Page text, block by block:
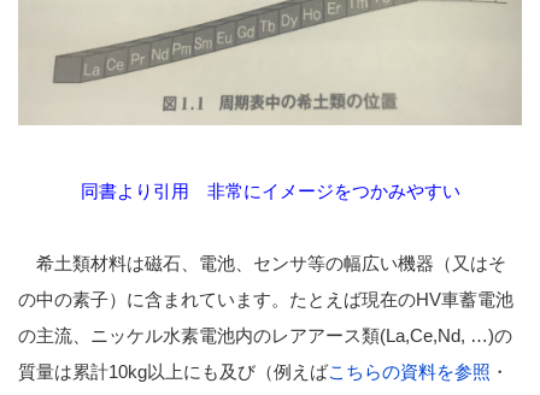
同書より引用 非常にイメージをつかみやすい
希土類材料は磁石、電池、センサ等の幅広い機器（又はそ
の中の素子）に含まれています。たとえば現在のHV車蓄電池
の主流、ニッケル水素電池内のレアアース類(La,Ce,Nd, …)の
質量は累計10kg以上にも及び（例えばこちらの資料を参照 ・